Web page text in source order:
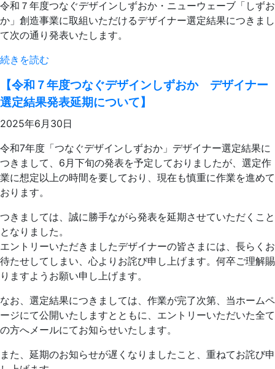
令和７年度つなぐデザインしずおか・ニューウェーブ「しずお
か」創造事業に取組いただけるデザイナー選定結果につきまし
て次の通り発表いたします。
続きを読む
【令和７年度つなぐデザインしずおか デザイナー
選定結果発表延期について】
2025年6月30日
令和7年度「つなぐデザインしずおか」デザイナー選定結果に
つきまして、6月下旬の発表を予定しておりましたが、選定作
業に想定以上の時間を要しており、現在も慎重に作業を進めて
おります。
つきましては、誠に勝手ながら発表を延期させていただくこと
となりました。
エントリーいただきましたデザイナーの皆さまには、長らくお
待たせしてしまい、心よりお詫び申し上げます。何卒ご理解賜
りますようお願い申し上げます。
なお、選定結果につきましては、作業が完了次第、当ホームペ
ージにて公開いたしますとともに、エントリーいただいた全て
の方へメールにてお知らせいたします。
また、延期のお知らせが遅くなりましたこと、重ねてお詫び申